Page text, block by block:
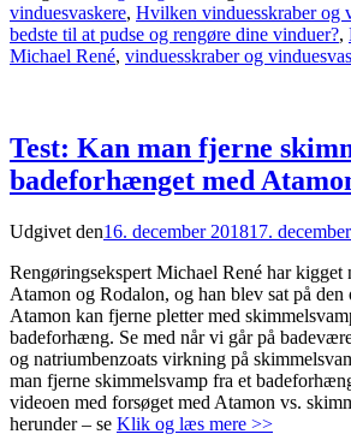
vinduesvaskere, Hvilken vinduesskraber og
bedste til at pudse og rengøre dine vinduer?,
Michael René, vinduesskraber og
Test: Kan man fjerne
badeforhænget med
Udgivet den16. december 201817.
Rengøringsekspert Michael René har kigget
Atamon og Rodalon, og han blev sat på den
Atamon kan fjerne pletter med
badeforhæng. Se med når vi går på
og natriumbenzoats virkning på
man fjerne skimmelsvamp fra et
videoen med forsøget med Atamon vs.
herunder – se Klik og læs mere >>